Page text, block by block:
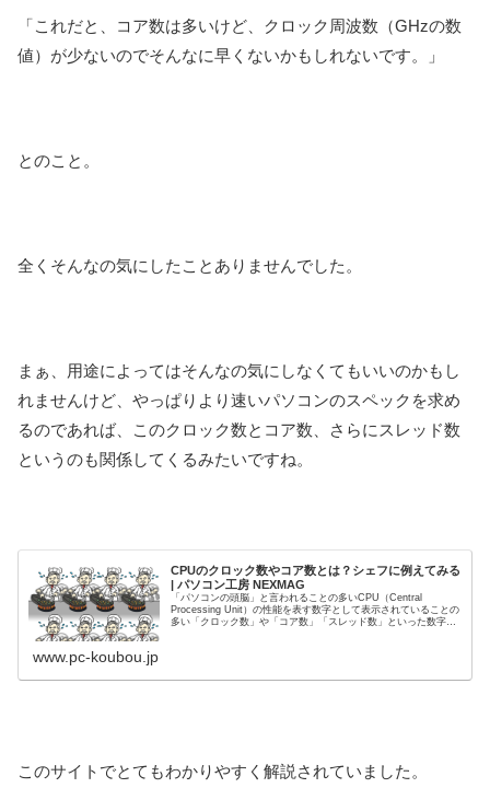
「これだと、コア数は多いけど、クロック周波数（GHzの数
値）が少ないのでそんなに早くないかもしれないです。」
とのこと。
全くそんなの気にしたことありませんでした。
まぁ、用途によってはそんなの気にしなくてもいいのかもし
れませんけど、やっぱりより速いパソコンのスペックを求め
るのであれば、このクロック数とコア数、さらにスレッド数
というのも関係してくるみたいですね。
CPUのクロック数やコア数とは？シェフに例えてみる
| パソコン工房 NEXMAG
「パソコンの頭脳」と言われることの多いCPU（Central
Processing Unit）の性能を表す数字として表示されていることの
多い「クロック数」や「コア数」「スレッド数」といった数字に
www.pc-koubou.jp
このサイトでとてもわかりやすく解説されていました。